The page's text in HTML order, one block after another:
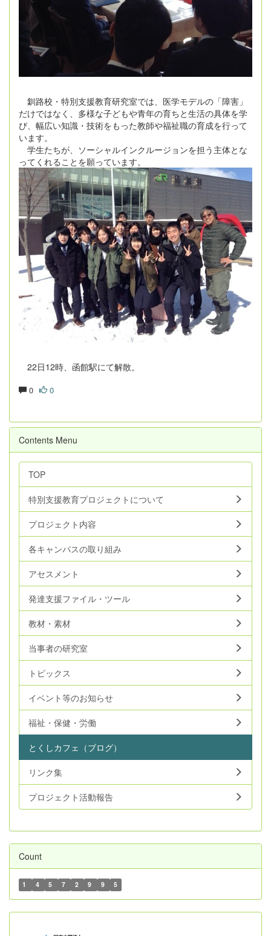
釧路校・特別支援教育研究室では、医学モデルの「障害」
だけではなく、多様な子どもや青年の育ちと生活の具体を学
び、幅広い知識・技術をもった教師や福祉職の育成を行って
います。
学生たちが、ソーシャルインクルージョンを担う主体とな
ってくれることを願っています。
22日12時、函館駅にて解散。
0 0
Contents Menu
TOP
特別支援教育プロジェクトについて
プロジェクト内容
各キャンパスの取り組み
アセスメント
発達支援ファイル・ツール
教材・素材
当事者の研究室
トピックス
イベント等のお知らせ
福祉・保健・労働
とくしカフェ（ブログ）
リンク集
プロジェクト活動報告
Count
1 4 5 7 2 9 9 5